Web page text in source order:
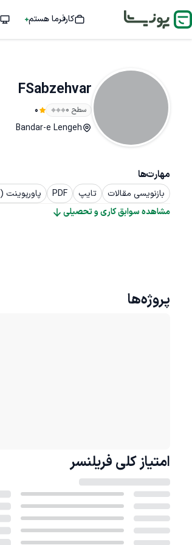
کارفرما هستم
FSabzehvar
سطح ۰ 0
Bandar-e Lengeh
مهارت‌ها
بازنویسی مقالات تایپ PDF پاورپوینت (Power Point)
مشاهده سوابق کاری و تحصیلی
پروژه‌ها
امتیاز کلی فریلنسر